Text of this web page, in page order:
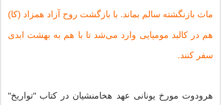
مات بازنگشته سالم بماند. با بازگشت روح آزاد همزاد (كا)
هم در كالبد مومیایی وارد می‌شد تا با هم به بهشت ابدی
سفر كنند.
هرودوت مورخ یونانی عهد هخامنشیان در كتاب "تواریخ"